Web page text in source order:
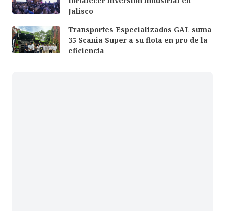
Jalisco
Transportes Especializados GAL suma
35 Scania Super a su flota en pro de la
eficiencia